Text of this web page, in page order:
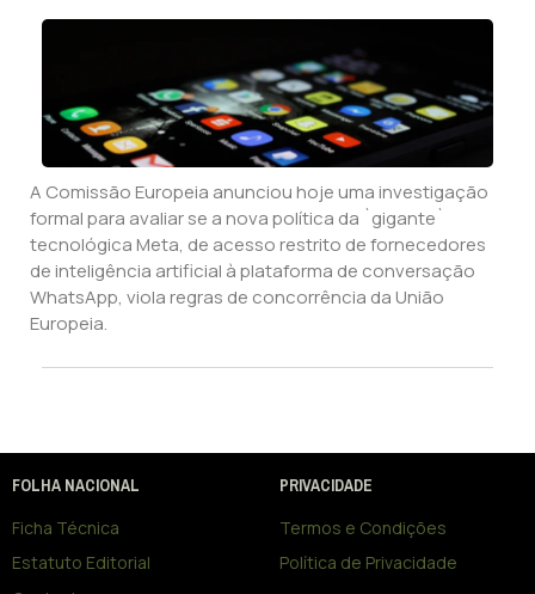
A Comissão Europeia anunciou hoje uma investigação
formal para avaliar se a nova política da `gigante`
tecnológica Meta, de acesso restrito de fornecedores
de inteligência artificial à plataforma de conversação
WhatsApp, viola regras de concorrência da União
Europeia.
FOLHA NACIONAL
Ficha Técnica
Estatuto Editorial
PRIVACIDADE
Termos e Condições
Política de Privacidade